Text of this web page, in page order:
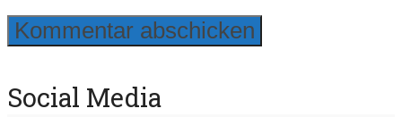
Social Media